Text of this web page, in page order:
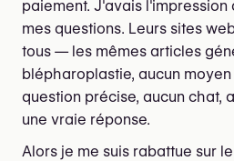
paiement. J'avais
mes questions. Leurs sites
tous — les mêmes articles
blépharoplastie, aucun
question précise, aucun chat,
une vraie réponse.
Alors je me suis rabattue sur